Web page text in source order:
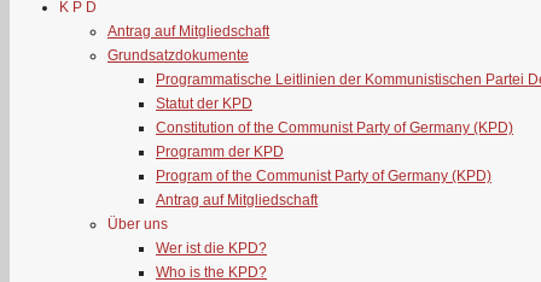
K P D
Antrag auf Mitgliedschaft
Grundsatzdokumente
Programmatische Leitlinien der Kommunistischen Partei
Statut der KPD
Constitution of the Communist Party of Germany (KPD)
Programm der KPD
Program of the Communist Party of Germany (KPD)
Antrag auf Mitgliedschaft
Über uns
Wer ist die KPD?
Who is the KPD?